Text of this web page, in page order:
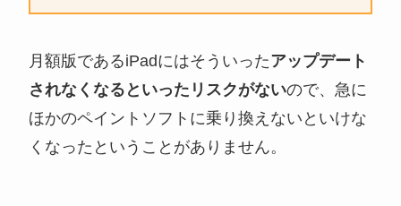
月額版であるiPadにはそういったアップデート
されなくなるといったリスクがないので、急に
ほかのペイントソフトに乗り換えないといけな
くなったということがありません。